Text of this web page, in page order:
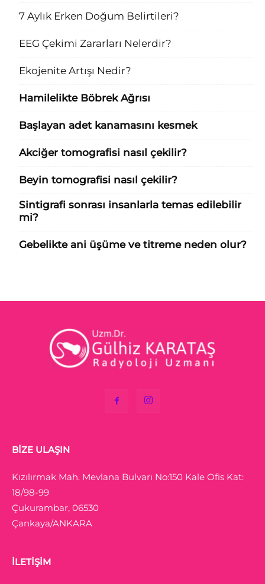
7 Aylık Erken Doğum Belirtileri?
EEG Çekimi Zararları Nelerdir?
Ekojenite Artışı Nedir?
Hamilelikte Böbrek Ağrısı
Başlayan adet kanamasını kesmek
Akciğer tomografisi nasıl çekilir?
Beyin tomografisi nasıl çekilir?
Sintigrafi sonrası insanlarla temas edilebilir
mi?
Gebelikte ani üşüme ve titreme neden olur?
BIZE ULAŞIN
Kızılırmak Mah. Mevlana Bulvarı No:150 Kale Ofis Kat:
18/98-99
Çukurambar, 06530
Çankaya/ANKARA
İLETIŞIM